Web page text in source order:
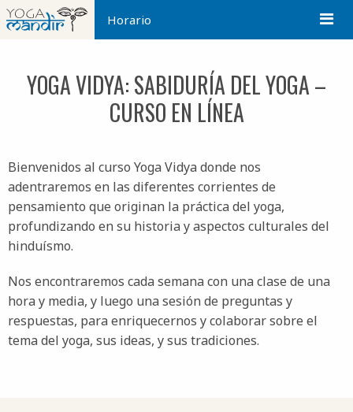
Horario
YOGA VIDYA: SABIDURÍA DEL YOGA –
CURSO EN LÍNEA
Bienvenidos al curso Yoga Vidya donde nos
adentraremos en las diferentes corrientes de
pensamiento que originan la práctica del yoga,
profundizando en su historia y aspectos culturales del
hinduísmo.
Nos encontraremos cada semana con una clase de una
hora y media, y luego una sesión de preguntas y
respuestas, para enriquecernos y colaborar sobre el
tema del yoga, sus ideas, y sus tradiciones.